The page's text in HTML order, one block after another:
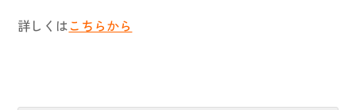
詳しくはこちらから